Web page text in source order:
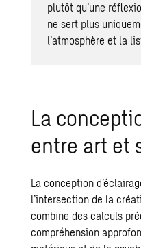
plutôt qu’une
ne sert plus
l’atmosphère et la
La
entre art et
La conception
l’intersection de la
combine des calculs
compréhension